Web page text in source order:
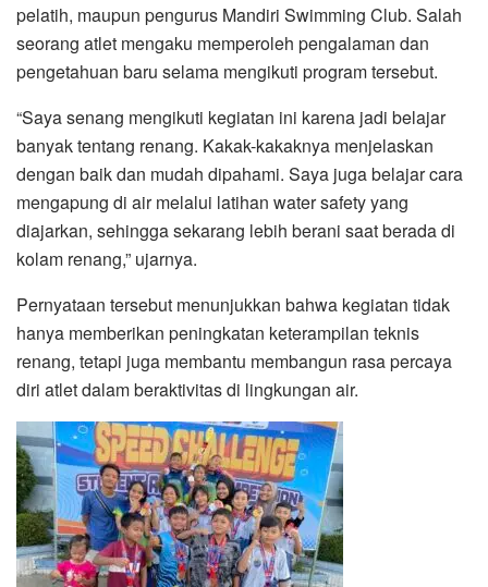
pelatih, maupun pengurus Mandiri Swimming Club. Salah
seorang atlet mengaku memperoleh pengalaman dan
pengetahuan baru selama mengikuti program tersebut.
“Saya senang mengikuti kegiatan ini karena jadi belajar
banyak tentang renang. Kakak-kakaknya menjelaskan
dengan baik dan mudah dipahami. Saya juga belajar cara
mengapung di air melalui latihan water safety yang
diajarkan, sehingga sekarang lebih berani saat berada di
kolam renang,” ujarnya.
Pernyataan tersebut menunjukkan bahwa kegiatan tidak
hanya memberikan peningkatan keterampilan teknis
renang, tetapi juga membantu membangun rasa percaya
diri atlet dalam beraktivitas di lingkungan air.